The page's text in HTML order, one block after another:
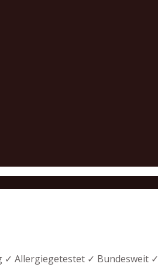
✓ Allergiegetestet ✓ Bundesweit ✓